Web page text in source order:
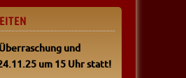
und
um 15 Uhr statt!